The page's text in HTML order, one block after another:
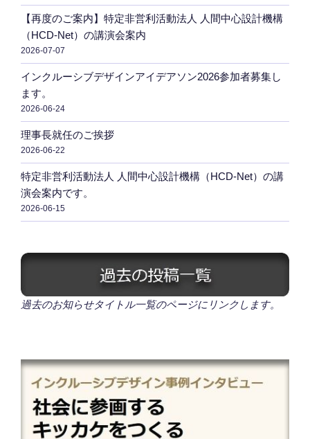
【再度のご案内】特定非営利活動法人 人間中心設計機構
（HCD-Net）の講演会案内
2026-07-07
インクルーシブデザインアイデアソン2026参加者募集し
ます。
2026-06-24
理事長就任のご挨拶
2026-06-22
特定非営利活動法人 人間中心設計機構（HCD-Net）の講
演会案内です。
2026-06-15
過去のお知らせタイトル一覧のページにリンクします。